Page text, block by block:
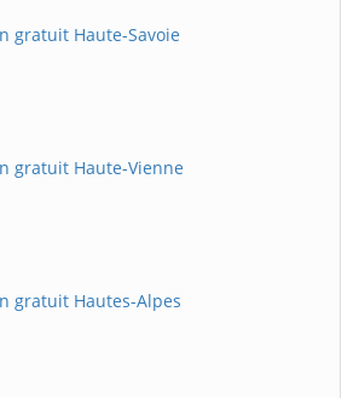
gratuit Haute-Savoie
gratuit Haute-Vienne
gratuit Hautes-Alpes